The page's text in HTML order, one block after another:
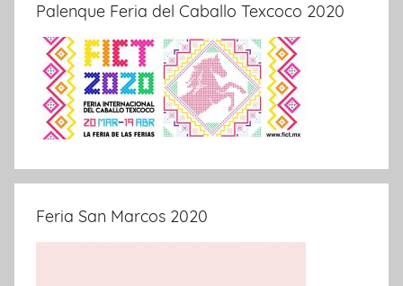
Palenque Feria del Caballo Texcoco 2020
Feria San Marcos 2020